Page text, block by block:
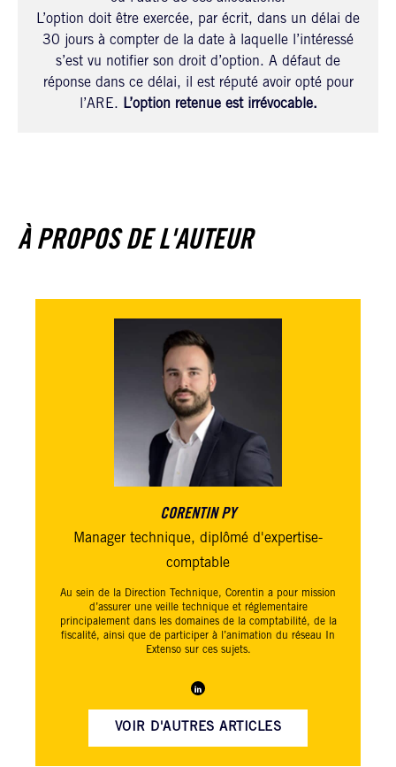
L’option doit être exercée, par écrit, dans un délai de
30 jours à compter de la date à laquelle l’intéressé
s’est vu notifier son droit d’option. A défaut de
réponse dans ce délai, il est réputé avoir opté pour
l’ARE. L’option retenue est irrévocable.
À PROPOS DE L'AUTEUR
CORENTIN PY
Manager technique, diplômé d'expertise-
comptable
Au sein de la Direction Technique, Corentin a pour mission
d’assurer une veille technique et réglementaire
principalement dans les domaines de la comptabilité, de la
fiscalité, ainsi que de participer à l’animation du réseau
In
Extensosur ces sujets.
VOIR D'AUTRES ARTICLES